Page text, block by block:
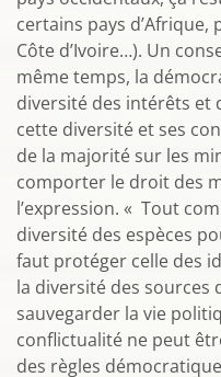
certains pays
Côte d’Ivoire…). Un
même temps, la
diversité des intérêts et
cette diversité et ses
de la majorité sur les
comporter le droit des
l’expression. « Tout
diversité des espèces
faut protéger celle des
la diversité des sources
sauvegarder la vie
conflictualité ne peut
des règles